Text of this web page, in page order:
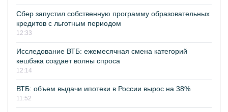
Сбер запустил собственную программу образовательных
кредитов с льготным периодом
12:33
Исследование ВТБ: ежемесячная смена категорий
кешбэка создает волны спроса
12:14
ВТБ: объем выдачи ипотеки в России вырос на 38%
11:52